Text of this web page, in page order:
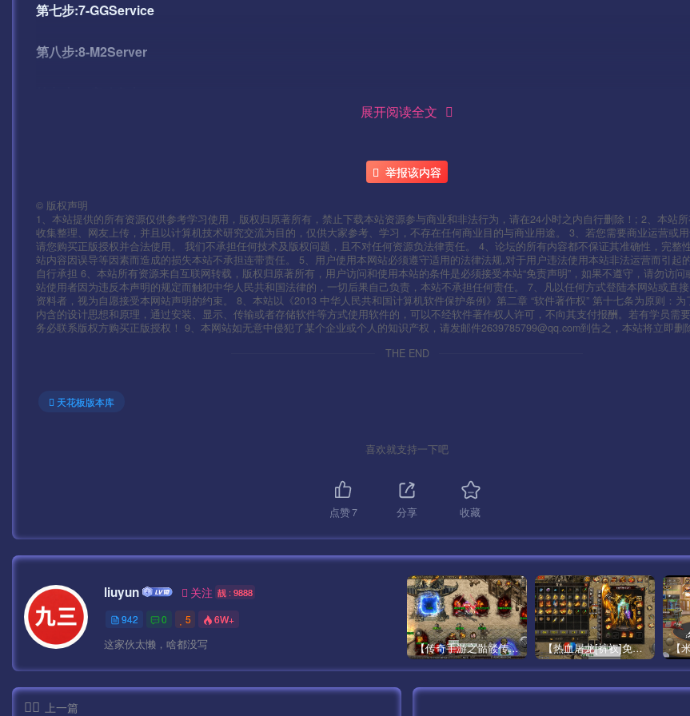
第七步:7-GGService
第八步:8-M2Server
IOS:Payload\mir2-iOS.app\res\project.manifest
修改热更 替换：106.12.121.18
\assets\res\mir2.zip
\assets\res\mir264.zip
mir2.scenes.main.console.console 第601行修改授权配置信息
http://IP:99/gmht/gm.php
GM码：syymw.com
无限充值后台
http://IP:99/pay.php
GM码：syymw.com
展开阅读全文
举报该内容
© 版权声明
1、本站提供的所有资源仅供参考学习使用，版权归原著所有，禁止下载本站资源参与商业和非法行为，请在24小时之内自行删除！; 2、本站
收集整理、网友上传，并且以计算机技术研究交流为目的，仅供大家参考、学习，不存在任何商业目的与商业用途。 3、若您需要商业运营或用
请您购买正版授权并合法使用。 我们不承担任何技术及版权问题，且不对任何资源负法律责任。 4、论坛的所有内容都不保证其准确性，完整
站内容因误导等因素而造成的损失本站不承担连带责任。 5、用户使用本网站必须遵守适用的法律法规,对于用户违法使用本站非法运营而引起
自行承担 6、本站所有资源来自互联网转载，版权归原著所有，用户访问和使用本站的条件是必须接受本站“免责声明”，如果不遵守，请勿访问
站使用者因为违反本声明的规定而触犯中华人民共和国法律的，一切后果自己负责，本站不承担任何责任。 7、凡以任何方式登陆本网站或直
资料者，视为自愿接受本网站声明的约束。 8、本站以《2013 中华人民共和国计算机软件保护条例》第二章 “软件著作权” 第十七条为原则：
内含的设计思想和原理，通过安装、显示、传输或者存储软件等方式使用软件的，可以不经软件著作权人许可，不向其支付报酬。若有学员需
务必联系版权方购买正版授权！ 9、本网站如无意中侵犯了某个企业或个人的知识产权，请发邮件2639785799@qq.com到告之，本站将立即删
THE END
天花板版本库
喜欢就支持一下吧
点赞7 分享 收藏
liuyun 关注 靓 : 9888
942 0 5 6W+
这家伙太懒，啥都没写 【传奇手游之骷髅传说第二季十大陆[白猪3]免授权版】经典单职业复古特色战神引擎传奇手游最新打包Win服务端源码视频架设教程-怀旧复古-经典耐玩–新版GM多功能网页授权物品后台-GM直冲网页后台-安卓苹果IOS双端版本！ 【热血屠龙[裤衩]免授权修复版】采用经典战神引擎三职业特色游戏最新打包Win服务端源码视频架设教程-GM直冲后台-新版GM多功能授权物品后台-安卓苹果IOS双端版本-传奇手游！
上一篇